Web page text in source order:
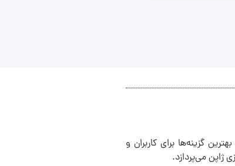
گزینه‌ها برای کاربران و
ژاپن می‌پردازد.